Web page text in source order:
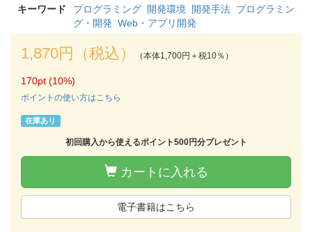
キーワード
プログラミング 開発環境 開発手法 プログラミン
グ・開発 Web・アプリ開発
1,870円（税込） （本体1,700円＋税10％）
170pt (10%)
ポイントの使い方はこちら
在庫あり
初回購入から使えるポイント500円分プレゼント
カートに入れる
電子書籍はこちら